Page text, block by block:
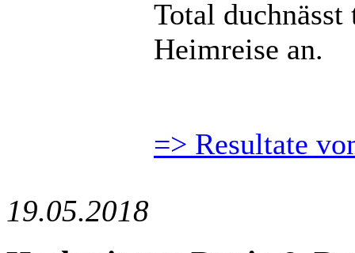
Total
Heimreise an.
=> Resultate
19.05.2018